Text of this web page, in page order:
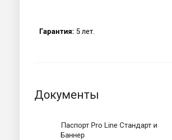
Гарантия: 5 лет.
Документы
Паспорт Pro Line Стандарт и
Баннер